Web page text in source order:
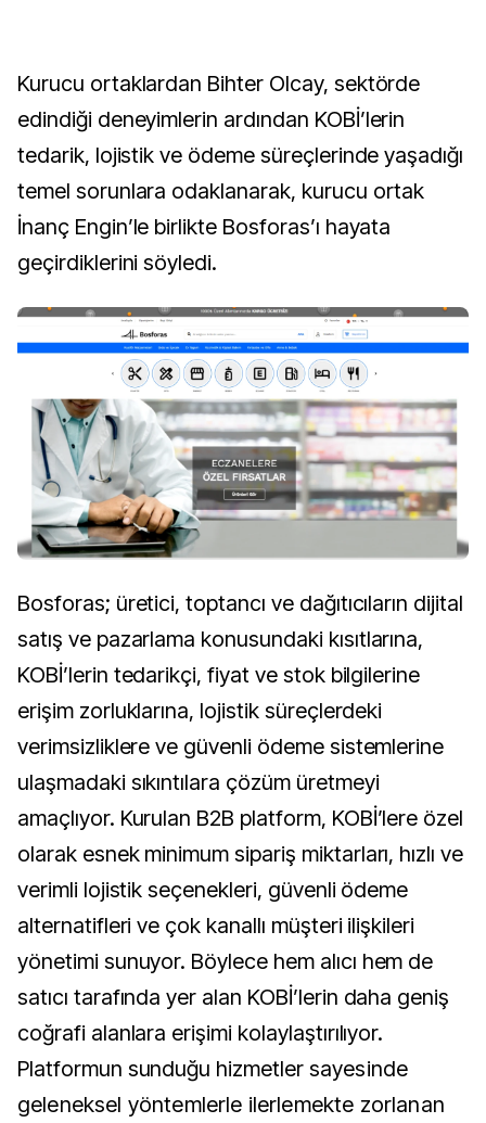
Kurucu ortaklardan Bihter Olcay, sektörde
edindiği deneyimlerin ardından KOBİ’lerin
tedarik, lojistik ve ödeme süreçlerinde yaşadığı
temel sorunlara odaklanarak, kurucu ortak
İnanç Engin’le birlikte Bosforas’ı hayata
geçirdiklerini söyledi.
Bosforas; üretici, toptancı ve dağıtıcıların dijital
satış ve pazarlama konusundaki kısıtlarına,
KOBİ’lerin tedarikçi, fiyat ve stok bilgilerine
erişim zorluklarına, lojistik süreçlerdeki
verimsizliklere ve güvenli ödeme sistemlerine
ulaşmadaki sıkıntılara çözüm üretmeyi
amaçlıyor. Kurulan B2B platform, KOBİ’lere özel
olarak esnek minimum sipariş miktarları, hızlı ve
verimli lojistik seçenekleri, güvenli ödeme
alternatifleri ve çok kanallı müşteri ilişkileri
yönetimi sunuyor. Böylece hem alıcı hem de
satıcı tarafında yer alan KOBİ’lerin daha geniş
coğrafi alanlara erişimi kolaylaştırılıyor.
Platformun sunduğu hizmetler sayesinde
geleneksel yöntemlerle ilerlemekte zorlanan